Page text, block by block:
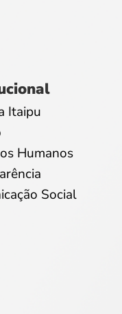
Itaipu
Humanos
Social